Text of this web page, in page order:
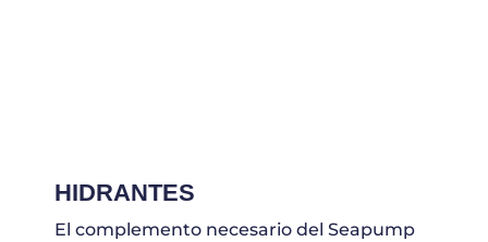
HIDRANTES
El complemento necesario del Seapump